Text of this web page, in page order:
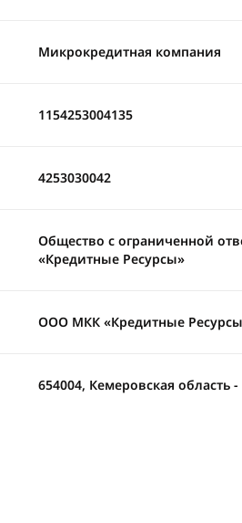
Микрокредитная компания
1154253004135
4253030042
Общество с ограниченной
«Кредитные Ресурсы»
ООО МКК «Кредитные
654004, Кемеровская область